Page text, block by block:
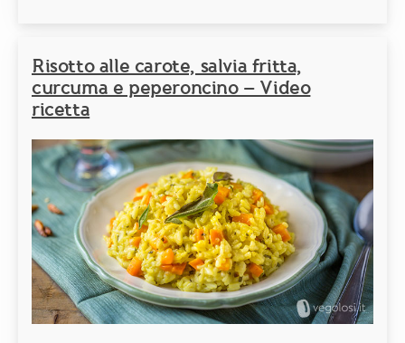
Risotto alle carote, salvia fritta,
curcuma e peperoncino – Video
ricetta